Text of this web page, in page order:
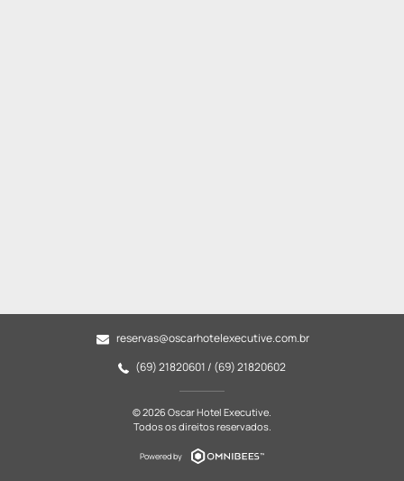
reservas@oscarhotelexecutive.com.br
(69) 21820601 / (69) 21820602
© 2026 Oscar Hotel Executive.
Todos os direitos reservados.
Powered by